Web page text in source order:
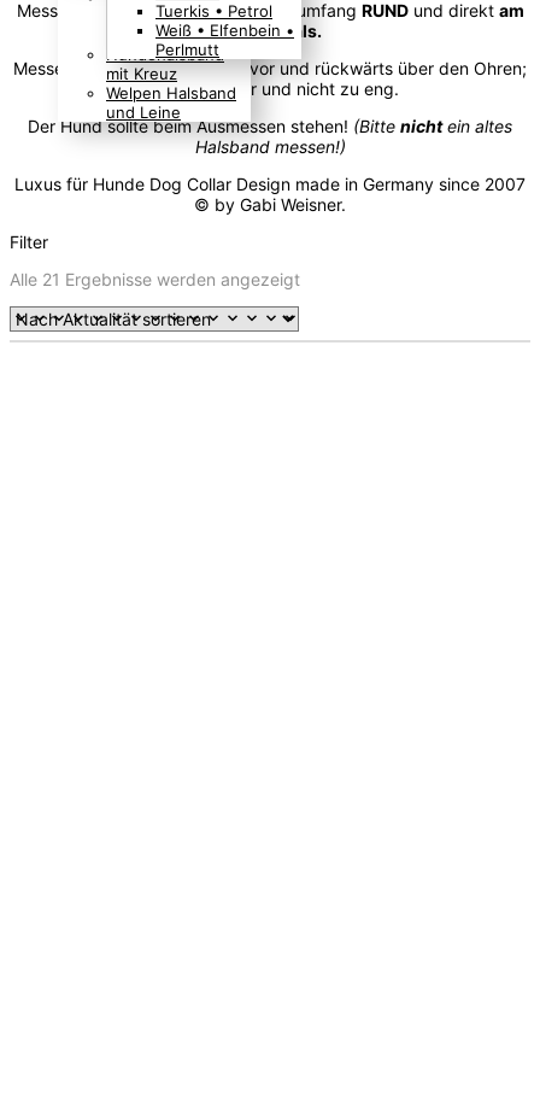
Boho Indianer
Hippie Look
Hundehalsband
mit Kreuz
Welpen Halsband
und Leine
Tuerkis • Petrol
Weiß • Elfenbein •
Perlmutt
Messen Sie den
tatsächlichenHalsumfang RUNDund direkt am
Hunde-Hals.
Messen Sie denKopfumfang
vor und rückwärts über den Ohren;
nicht zu locker und nicht zu eng.
Der Hund sollte beim Ausmessen stehen! (Bitte nichtein altes
Halsband messen!)
Luxus für Hunde Dog Collar Design made in Germany since 2007
© by Gabi Weisner.
Filter
Alle 21 Ergebnisse werden angezeigtNach